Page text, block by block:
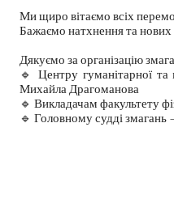
Ми щиро вітаємо всіх
Бажаємо натхнення та
Дякуємо за організацію
🔹 Центру гуманітарної та
Михайла Драгоманова
🔹 Викладачам факультету
🔹 Головному судді змагань